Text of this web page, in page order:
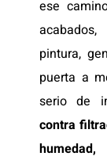
ese
pintura,
puerta a
serio de
contra